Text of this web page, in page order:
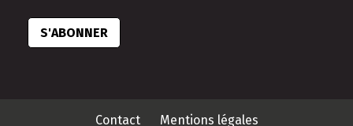
S'ABONNER
Contact Mentions légales